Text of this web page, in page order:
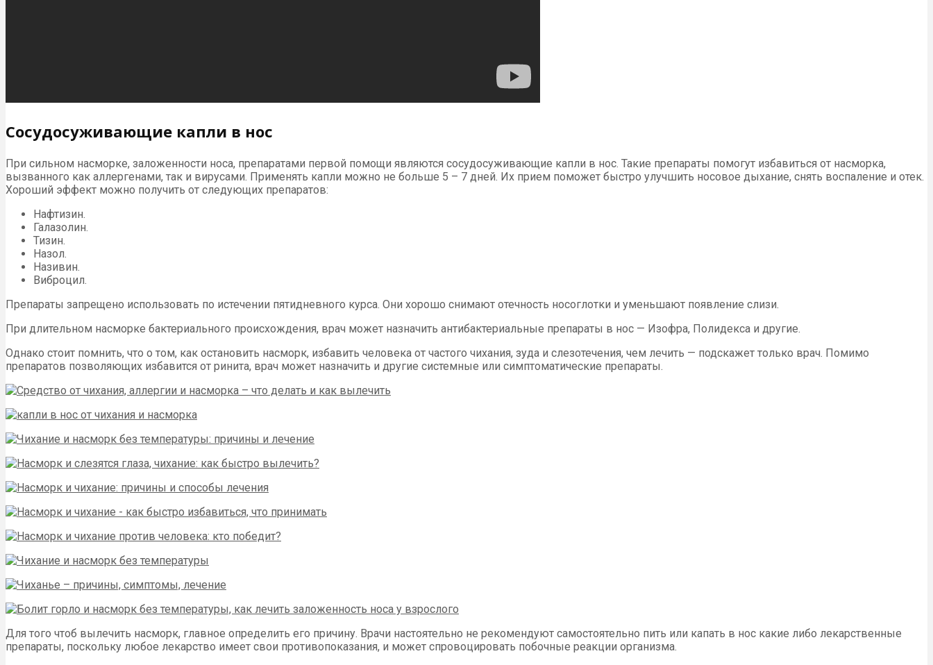
Сосудосуживающие капли в нос
При сильном насморке, заложенности носа, препаратами первой помощи являются сосудосуживающие капли в нос. Такие препараты помогут избавиться от насморка,
вызванного как аллергенами, так и вирусами. Применять капли можно не больше 5 – 7 дней. Их прием поможет быстро улучшить носовое дыхание, снять воспаление и отек.
Хороший эффект можно получить от следующих препаратов:
Нафтизин.
Галазолин.
Тизин.
Назол.
Називин.
Виброцил.
Препараты запрещено использовать по истечении пятидневного курса. Они хорошо снимают отечность носоглотки и уменьшают появление слизи.
При длительном насморке бактериального происхождения, врач может назначить антибактериальные препараты в нос — Изофра, Полидекса и другие.
Однако стоит помнить, что о том, как остановить насморк, избавить человека от частого чихания, зуда и слезотечения, чем лечить — подскажет только врач. Помимо
препаратов позволяющих избавится от ринита, врач может назначить и другие системные или симптоматические препараты.
Для того чтоб вылечить насморк, главное определить его причину. Врачи настоятельно не рекомендуют самостоятельно пить или капать в нос какие либо лекарственные
препараты, поскольку любое лекарство имеет свои противопоказания, и может спровоцировать побочные реакции организма.